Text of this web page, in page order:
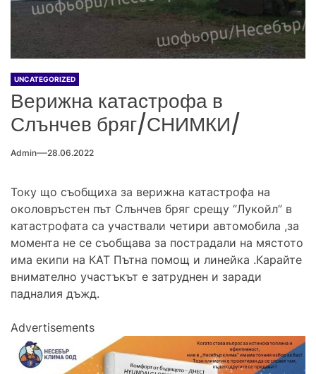
UNCATEGORIZED
Верижна катастрофа в
Слънчев бряг/СНИМКИ/
Admin 28.06.2022
Току що съобщиха за верижна катастрофа на
околовръстен път Слънчев бряг срещу “Лукойл” в
катастрофата са участвали четири автомобила ,за
момента не се съобщава за пострадали на мястото
има екипи на КАТ Пътна помощ и линейка .Карайте
внимателно участъкът е затруднен и заради
падналия дъжд.
Advertisements